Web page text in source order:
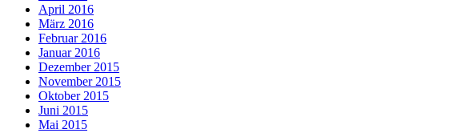
April 2016
März 2016
Februar 2016
Januar 2016
Dezember 2015
November 2015
Oktober 2015
Juni 2015
Mai 2015